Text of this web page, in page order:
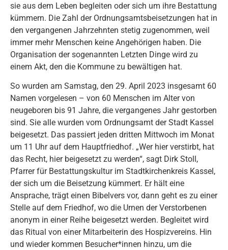
sie aus dem Leben begleiten oder sich um ihre Bestattung
kümmern. Die Zahl der Ordnungsamtsbeisetzungen hat in
den vergangenen Jahrzehnten stetig zugenommen, weil
immer mehr Menschen keine Angehörigen haben. Die
Organisation der sogenannten Letzten Dinge wird zu
einem Akt, den die Kommune zu bewältigen hat.
So wurden am Samstag, den 29. April 2023 insgesamt 60
Namen vorgelesen – von 60 Menschen im Alter von
neugeboren bis 91 Jahre, die vergangenes Jahr gestorben
sind. Sie alle wurden vom Ordnungsamt der Stadt Kassel
beigesetzt. Das passiert jeden dritten Mittwoch im Monat
um 11 Uhr auf dem Hauptfriedhof. „Wer hier verstirbt, hat
das Recht, hier beigesetzt zu werden“, sagt Dirk Stoll,
Pfarrer für Bestattungskultur im Stadtkirchenkreis Kassel,
der sich um die Beisetzung kümmert. Er hält eine
Ansprache, trägt einen Bibelvers vor, dann geht es zu einer
Stelle auf dem Friedhof, wo die Urnen der Verstorbenen
anonym in einer Reihe beigesetzt werden. Begleitet wird
das Ritual von einer Mitarbeiterin des Hospizvereins. Hin
und wieder kommen Besucher*innen hinzu, um die